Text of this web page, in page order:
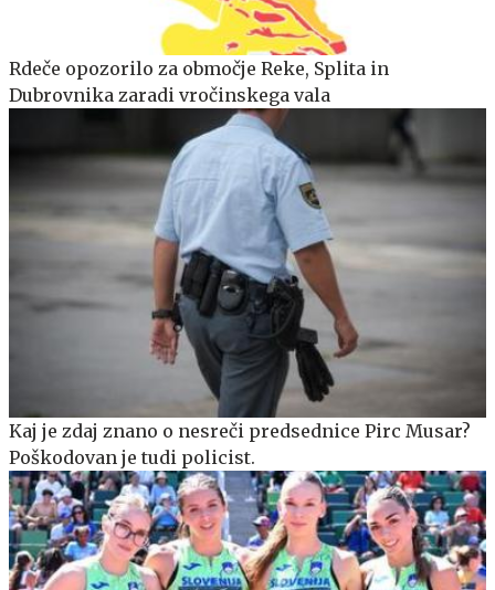
Rdeče opozorilo za območje Reke, Splita in
Dubrovnika zaradi vročinskega vala
Kaj je zdaj znano o nesreči predsednice Pirc Musar?
Poškodovan je tudi policist.